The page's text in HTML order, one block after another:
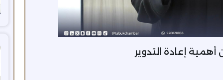
إعادة التدوير